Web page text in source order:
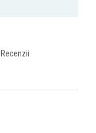
Recenzii